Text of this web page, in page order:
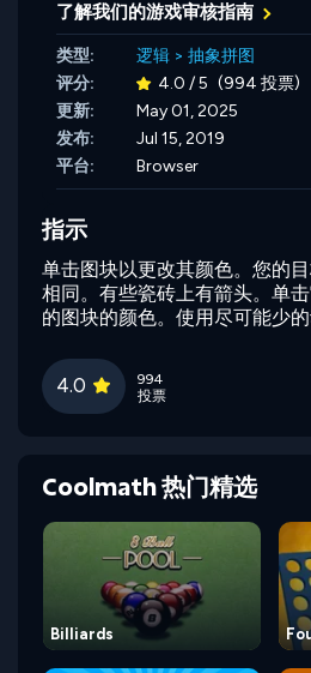
了解我们的游戏审核指南
类型: 逻辑 > 抽象拼图
评分:
4.0 / 5 (994 投票)
更新:
May 01, 2025
发布:
Jul 15, 2019
平台:
Browser
指示
单击图块以更改其颜色。您的
相同。有些瓷砖上有箭头。单
的图块的颜色。使用尽可能少
4.0
994
投票
Coolmath 热门精选
Billiards